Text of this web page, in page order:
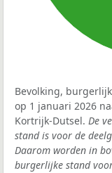
Bevolking,
op 1 januari 2026
Kortrijk-Dutsel. De
stand is voor de
Daarom worden in
burgerlijke stand